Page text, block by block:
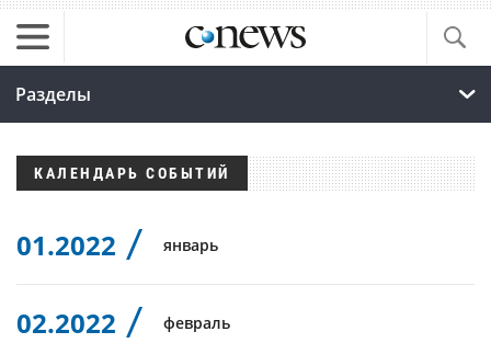
Разделы
КАЛЕНДАРЬ СОБЫТИЙ
01.2022 январь
02.2022 февраль